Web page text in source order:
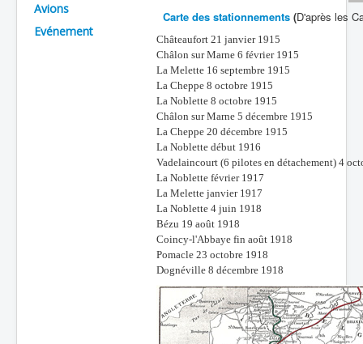
Les As
Avions
Evénement
Carte des stationnements (D'après les
Châteaufort 21 janvier 1915
Châlon sur Marne 6 février 1915
La Melette 16 septembre 1915
La Cheppe 8 octobre 1915
La Noblette 8 octobre 1915
Châlon sur Marne 5 décembre 1915
La Cheppe 20 décembre 1915
La Noblette début 1916
Vadelaincourt (6 pilotes en détachement) 4
La Noblette février 1917
La Melette janvier 1917
La Noblette 4 juin 1918
Bézu 19 août 1918
Coincy-l'Abbaye fin août 1918
Pomacle 23 octobre 1918
Dognéville 8 décembre 1918